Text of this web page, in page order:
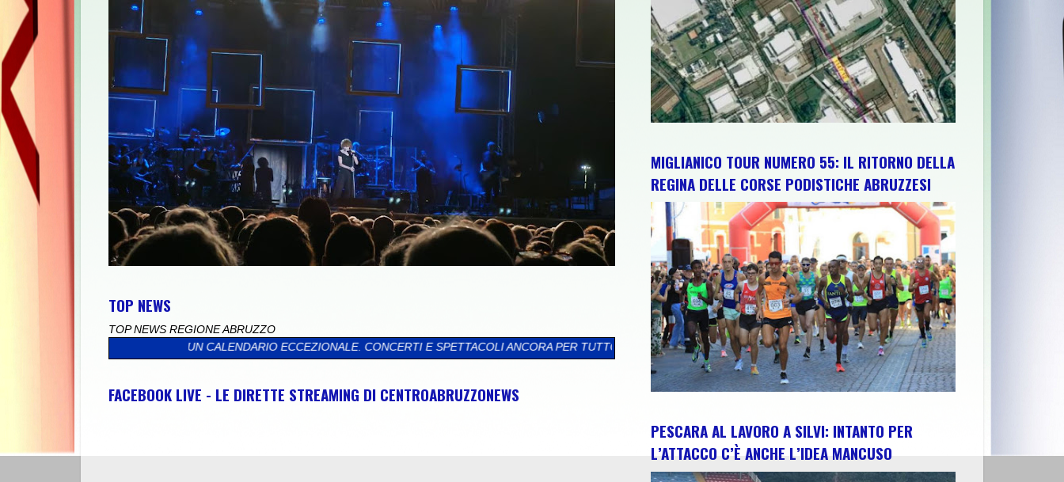
TOP NEWS
TOP NEWS REGIONE ABRUZZO
UN CALENDARIO ECCEZIONALE. CONCERTI E SPETTACOLI ANCORA PER TUTTO AGOSTO.” >> POPOLI TERME: CON 123 ISCRITTI LA 64ª SVOLTE DI POPOLI SI PRESENTA
FACEBOOK LIVE - LE DIRETTE STREAMING DI CENTROABRUZZONEWS
MIGLIANICO TOUR NUMERO 55: IL RITORNO DELLA
REGINA DELLE CORSE PODISTICHE ABRUZZESI
PESCARA AL LAVORO A SILVI: INTANTO PER
L’ATTACCO C’È ANCHE L’IDEA MANCUSO